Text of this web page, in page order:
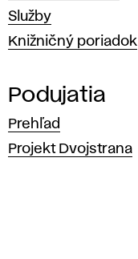
Služby
Knižničný poriadok
Podujatia
Prehľad
Projekt Dvojstrana